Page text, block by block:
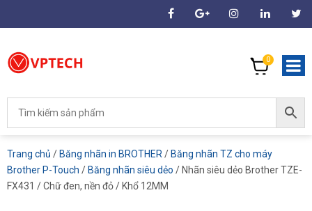
0
Trang chủ / Băng nhãn in BROTHER / Băng nhãn TZ cho máy
Brother P-Touch / Băng nhãn siêu dẻo / Nhãn siêu dẻo Brother TZE-
FX431 / Chữ đen, nền đỏ / Khổ 12MM